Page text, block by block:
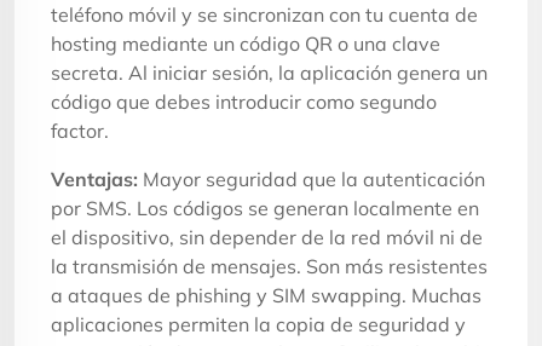
teléfono móvil y se sincronizan con tu cuenta de
hosting mediante un código QR o una clave
secreta. Al iniciar sesión, la aplicación genera un
código que debes introducir como segundo
factor.
Ventajas: Mayor seguridad que la autenticación
por SMS. Los códigos se generan localmente en
el dispositivo, sin depender de la red móvil ni de
la transmisión de mensajes. Son más resistentes
a ataques de phishing y SIM swapping. Muchas
aplicaciones permiten la copia de seguridad y